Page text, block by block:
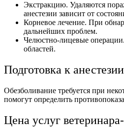
Экстракцию. Удаляются
анестезии зависит от
Корневое лечение. При
дальнейших проблем.
Челюстно-лицевые
областей.
Подготовка к анестезии
Обезболивание требуется при
помогут определить
Цена услуг